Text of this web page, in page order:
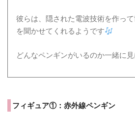
彼らは、隠された電波技術を作っ
を聞かせてくれるようです
どんなペンギンがいるのか一緒に
フィギュア①：赤外線ペンギン